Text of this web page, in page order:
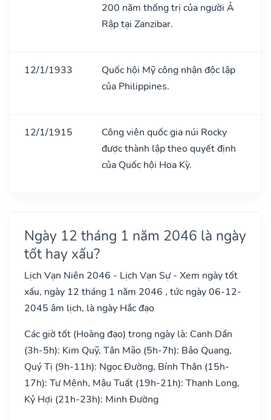
200 năm thống trị của người Ả
Rập tại Zanzibar.
12/1/1933
Quốc hội Mỹ công nhận độc lập
của Philippines.
12/1/1915
Công viên quốc gia núi Rocky
được thành lập theo quyết định
của Quốc hội Hoa Kỳ.
Ngày 12 tháng 1 năm 2046 là ngày
tốt hay xấu?
Lịch Vạn Niên 2046 - Lịch Vạn Sự - Xem ngày tốt
xấu, ngày 12 tháng 1 năm 2046 , tức ngày 06-12-
2045 âm lịch, là ngày Hắc đạo
Các giờ tốt (Hoàng đạo) trong ngày là: Canh Dần
(3h-5h): Kim Quỹ, Tân Mão (5h-7h): Bảo Quang,
Quý Tị (9h-11h): Ngọc Đường, Bính Thân (15h-
17h): Tư Mệnh, Mậu Tuất (19h-21h): Thanh Long,
Kỷ Hợi (21h-23h): Minh Đường